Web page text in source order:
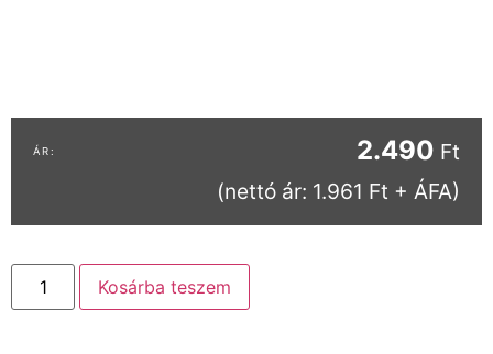
2.490 Ft
(nettó ár: 1.961 Ft + ÁFA)
Kosárba teszem